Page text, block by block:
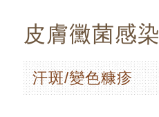
皮膚黴菌感染
汗斑/變色糠疹